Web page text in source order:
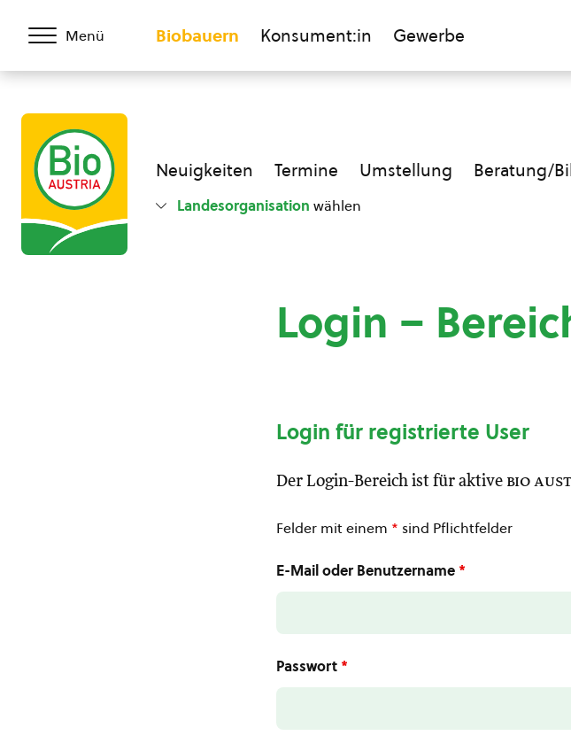
Menü Biobauern Konsument:in Gewerbe
Neuigkeiten Termine Umstellung Beratung/
Landesorganisation wählen
Login –
Login für registrierte User
Der Login-Bereich ist für aktive bio
Felder mit einem * sind Pflichtfelder
E-Mail oder Benutzername *
Passwort *